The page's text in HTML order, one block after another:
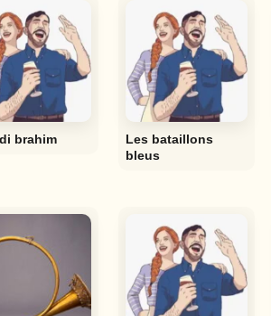
brahim
Les bataillons
bleus